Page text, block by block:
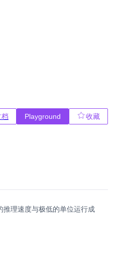
Playground
收藏
推理速度与极低的单位运行成